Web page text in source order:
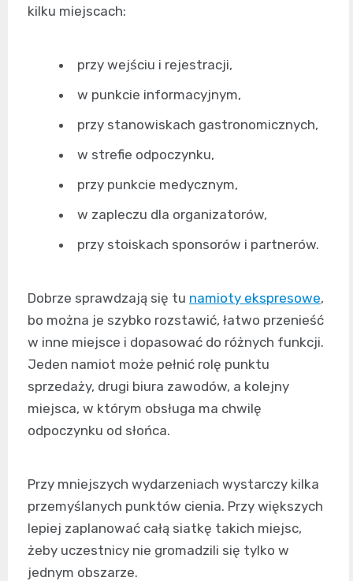
kilku miejscach:
przy wejściu i rejestracji,
w punkcie informacyjnym,
przy stanowiskach gastronomicznych,
w strefie odpoczynku,
przy punkcie medycznym,
w zapleczu dla organizatorów,
przy stoiskach sponsorów i partnerów.
Dobrze sprawdzają się tu namioty ekspresowe,
bo można je szybko rozstawić, łatwo przenieść
w inne miejsce i dopasować do różnych funkcji.
Jeden namiot może pełnić rolę punktu
sprzedaży, drugi biura zawodów, a kolejny
miejsca, w którym obsługa ma chwilę
odpoczynku od słońca.
Przy mniejszych wydarzeniach wystarczy kilka
przemyślanych punktów cienia. Przy większych
lepiej zaplanować całą siatkę takich miejsc,
żeby uczestnicy nie gromadzili się tylko w
jednym obszarze.